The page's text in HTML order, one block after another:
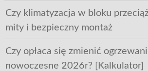
Czy klimatyzacja w bloku
mity i bezpieczny montaż
Czy opłaca się zmienić
nowoczesne 2026r? [Kalkulator]